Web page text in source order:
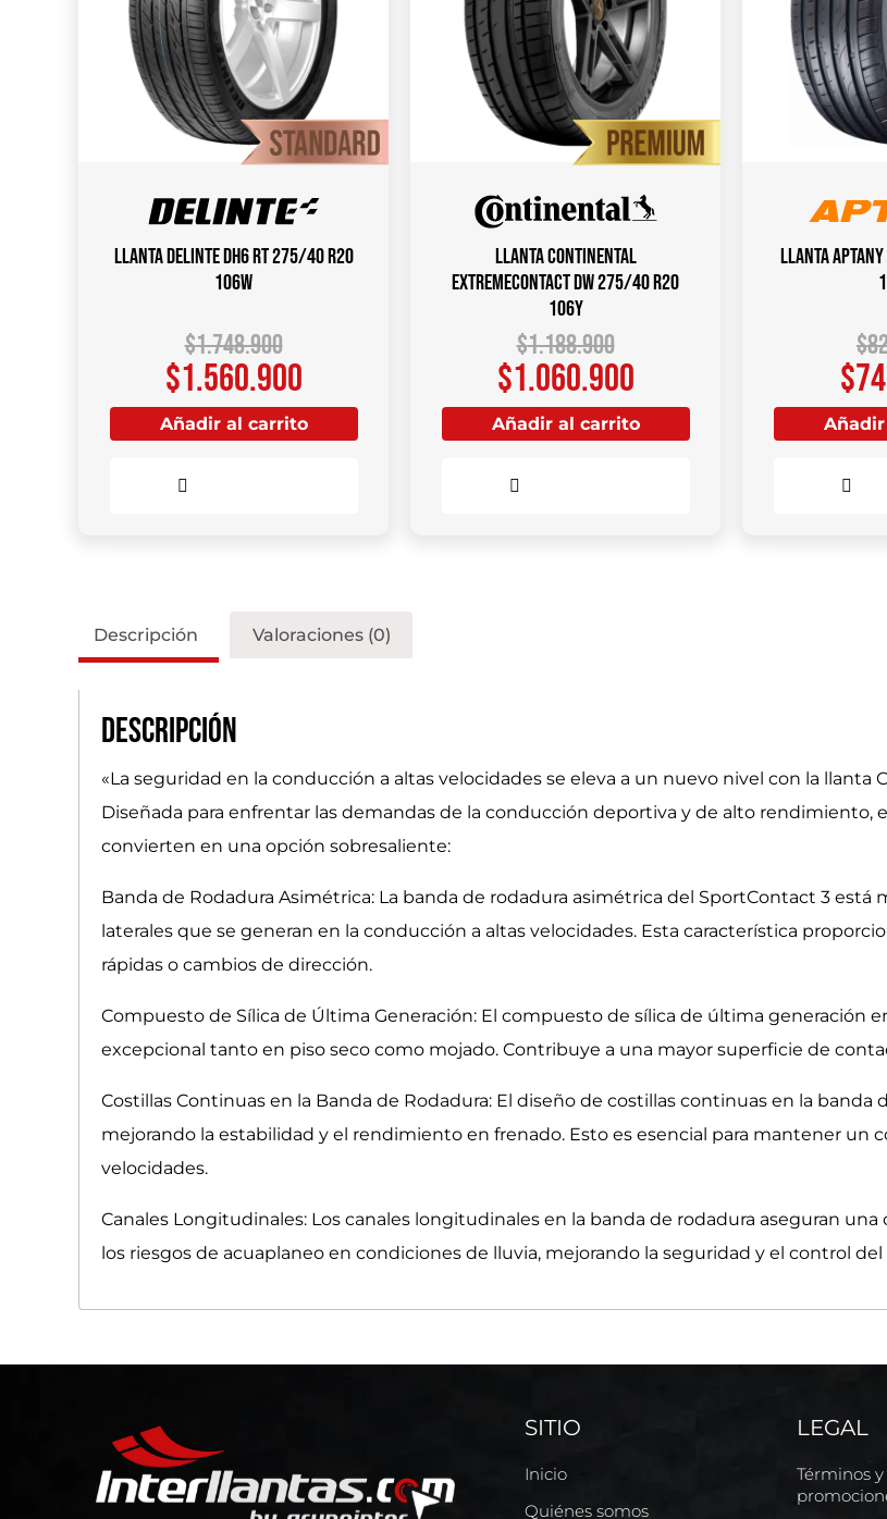
Llanta DELINTE DH6 RT 275/40 R20
106W
$1.748.900
$1.560.900
Añadir al carrito
Llanta CONTINENTAL
ExtremeContact DW 275/40 R20
106Y
$1.188.900
$1.060.900
Añadir al carrito
Llanta
$
$
Descripción Valoraciones (0)
Descripción
«La seguridad en la conducción a altas velocidades se eleva a un nuevo nivel con la llanta
Diseñada para enfrentar las demandas de la conducción deportiva y de alto rendimiento,
convierten en una opción sobresaliente:
Banda de Rodadura Asimétrica: La banda de rodadura asimétrica del SportContact 3
laterales que se generan en la conducción a altas velocidades. Esta característica
rápidas o cambios de dirección.
Compuesto de Sílica de Última Generación: El compuesto de sílica de última generación
excepcional tanto en piso seco como mojado. Contribuye a una mayor superficie de
Costillas Continuas en la Banda de Rodadura: El diseño de costillas continuas en la
mejorando la estabilidad y el rendimiento en frenado. Esto es esencial para mantener un
velocidades.
Canales Longitudinales: Los canales longitudinales en la banda de rodadura aseguran
los riesgos de acuaplaneo en condiciones de lluvia, mejorando la seguridad y el control del
SITIO
Inicio
Quiénes somos
LEGAL
Términos